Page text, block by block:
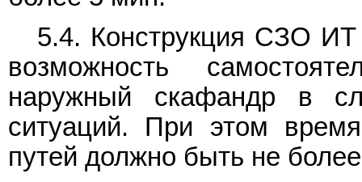
5.4. Конструкция СЗО
возможность
наружный скафандр в
ситуаций. При этом
путей должно быть не